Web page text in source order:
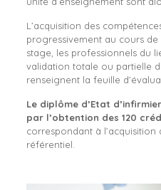
L’acquisition des
progressivement au cours
stage, les professionnels du
validation totale ou partielle
renseignent la feuille
Le diplôme d’Etat
par l’obtention des 120
correspondant à l’acquisition
référentiel.